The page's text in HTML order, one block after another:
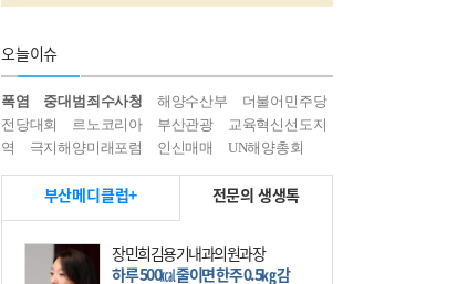
오늘이슈
폭염 중대범죄수사청 해양수산부
더불어민주당
전당대회
르노코리아 부산관광
교육혁신선도지
역
극지해양미래포럼 인신매매 UN해양총회
부산메디클럽+ 전문의 생생톡
장민희김용기내과의원과장
하루 500㎉ 줄이면 한주 0.5㎏ 감